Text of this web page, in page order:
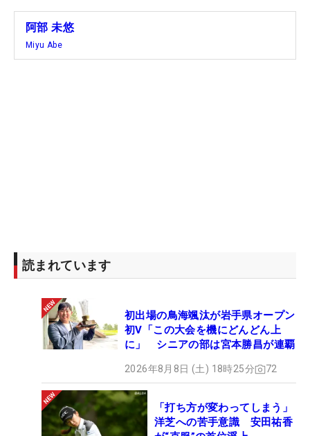
阿部 未悠
Miyu Abe
読まれています
初出場の鳥海颯汰が岩手県オープン
初V「この大会を機にどんどん上
に」 シニアの部は宮本勝昌が連覇
2026年8月8日 (土) 18時25分 72
「打ち方が変わってしまう」
洋芝への苦手意識 安田祐香